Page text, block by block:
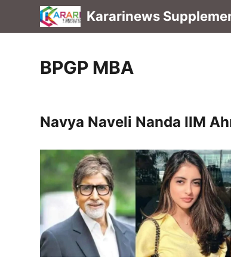
content
Kararinews
BPGP MBA
Navya Naveli Nanda IIM